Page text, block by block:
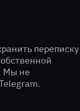
переписку
Мы не